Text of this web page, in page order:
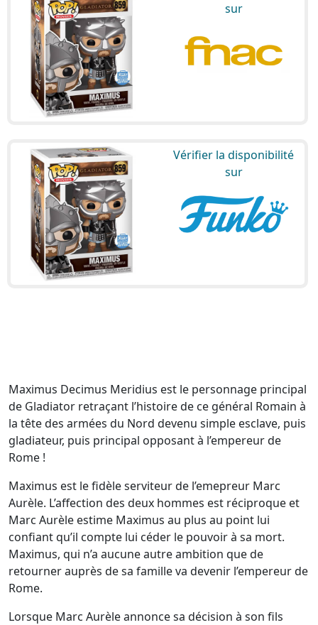
sur
Vérifier la disponibilité
sur
Maximus Decimus Meridius est le personnage principal
de Gladiator retraçant l’histoire de ce général Romain à
la tête des armées du Nord devenu simple esclave, puis
gladiateur, puis principal opposant à l’empereur de
Rome !
Maximus est le fidèle serviteur de l’emepreur Marc
Aurèle. L’affection des deux hommes est réciproque et
Marc Aurèle estime Maximus au plus au point lui
confiant qu’il compte lui céder le pouvoir à sa mort.
Maximus, qui n’a aucune autre ambition que de
retourner auprès de sa famille va devenir l’empereur de
Rome.
Lorsque Marc Aurèle annonce sa décision à son fils